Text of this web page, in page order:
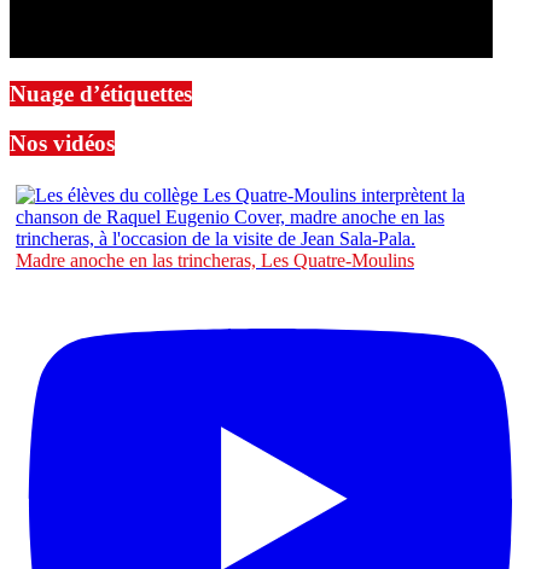
Nuage d’étiquettes
Nos vidéos
Madre anoche en las trincheras, Les Quatre-Moulins